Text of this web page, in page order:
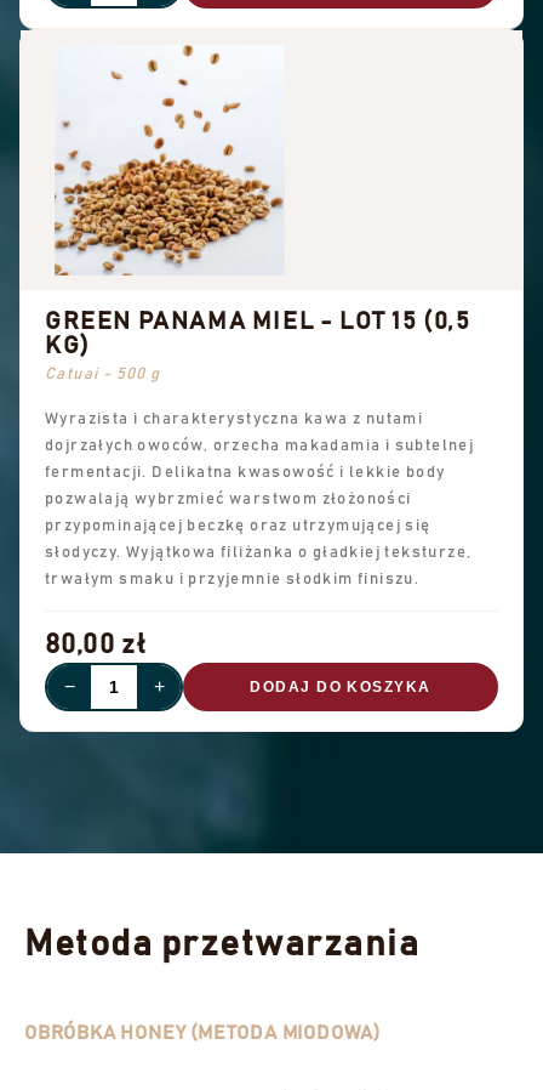
GREEN PANAMA MIEL - LOT 15 (0,5
KG)
Catuai - 500 g
Wyrazista i charakterystyczna kawa z nutami
dojrzałych owoców, orzecha makadamia i subtelnej
fermentacji. Delikatna kwasowość i lekkie body
pozwalają wybrzmieć warstwom złożoności
przypominającej beczkę oraz utrzymującej się
słodyczy. Wyjątkowa filiżanka o gładkiej teksturze,
trwałym smaku i przyjemnie słodkim finiszu.
80,00 zł
− + DODAJ DO KOSZYKA
Metoda przetwarzania
OBRÓBKA HONEY (METODA MIODOWA)